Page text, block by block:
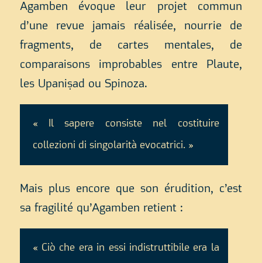
Agamben évoque leur projet commun
d’une revue jamais réalisée, nourrie de
fragments, de cartes mentales, de
comparaisons improbables entre Plaute,
les Upaniṣad ou Spinoza.
« Il sapere consiste nel costituire
collezioni di singolarità evocatrici. »
Mais plus encore que son érudition, c’est
sa fragilité qu’Agamben retient :
« Ciò che era in essi indistruttibile era la